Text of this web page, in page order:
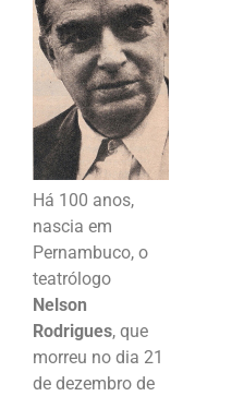
Há 100 anos,
nascia em
Pernambuco, o
teatrólogo
Nelson
Rodrigues, que
morreu no dia 21
de dezembro de